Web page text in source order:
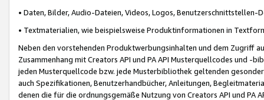
• Daten, Bilder, Audio-Dateien, Videos, Logos, Benutzerschnittstellen-
• Textmaterialien, wie beispielsweise Produktinformationen in
Neben den vorstehenden Produktwerbungsinhalten und dem Zugriff
Zusammenhang mit Creators API und PA API Musterquellcodes und
jeden Musterquellcode bzw. jede Musterbibliothek geltenden
auch Spezifikationen, Benutzerhandbücher, Anleitungen,
denen die für die ordnungsgemäße Nutzung von Creators API und PA